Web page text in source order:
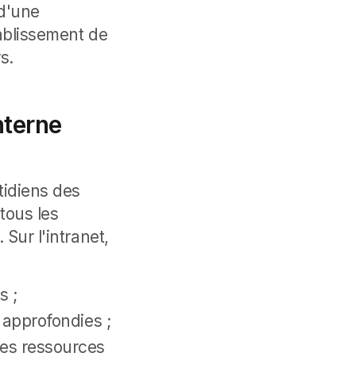
de
des
les
Sur l'intranet,
;
;
ressources